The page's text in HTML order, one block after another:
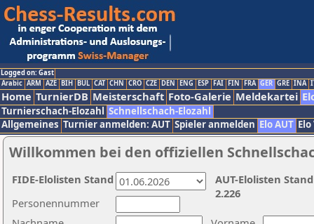
Logged on: Gast
Arabic ARM AZE BIH BUL CAT CHN CRO CZE DEN ENG ESP FAI FIN FRA GER GRE INA
Home TurnierDB Meisterschaft Foto-Galerie Meldekartei
Turnierschach-Elozahl Schnellschach-Elozahl
Allgemeines Turnier anmelden: AUT Spieler anmelden Elo AUT
Willkommen bei den offiziellen
Personennummer
AUT-Elolisten
2.226
FIDE-Elolisten Stand